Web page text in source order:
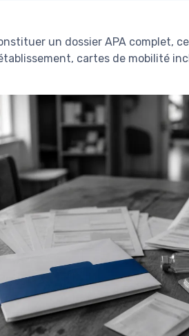
un dossier APA complet,
cartes de mobilité